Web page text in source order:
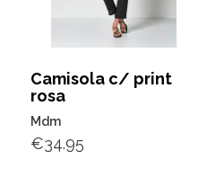
Camisola c/ print
rosa
Mdm
€34.95